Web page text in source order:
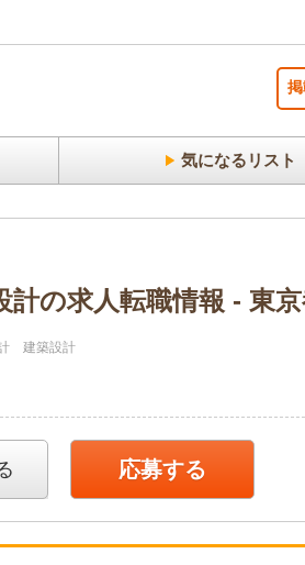
気になるリスト
の求人転職情報 - 東
建築設計
応募する